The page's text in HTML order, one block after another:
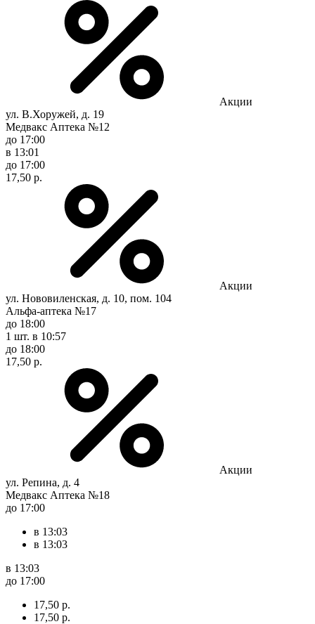
Акции
ул. В.Хоружей, д. 19
Медвакс Аптека №12
до 17:00
в 13:01
до 17:00
17,50 р.
Акции
ул. Нововиленская, д. 10, пом. 104
Альфа-аптека №17
до 18:00
1 шт. в 10:57
до 18:00
17,50 р.
Акции
ул. Репина, д. 4
Медвакс Аптека №18
до 17:00
в 13:03
в 13:03
в 13:03
до 17:00
17,50 р.
17,50 р.